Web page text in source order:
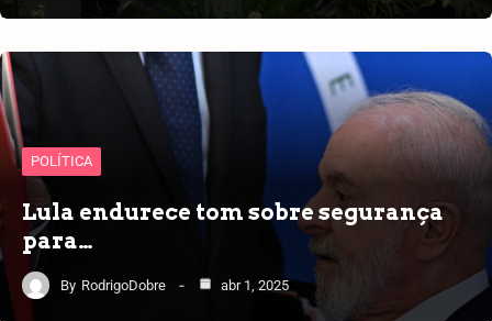
POLÍTICA
Lula endurece tom sobre segurança
para…
By RodrigoDobre abr 1, 2025